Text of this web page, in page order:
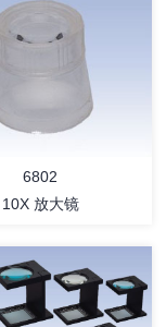
详情
6802
10X 放大镜